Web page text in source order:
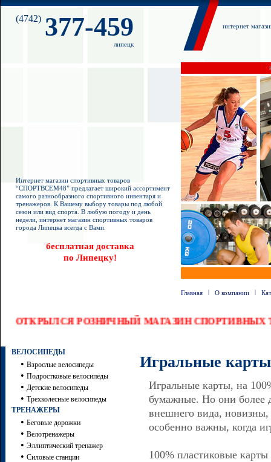
(4742) 377-459
липецк
интернет
Интернет магазин спортивных товаров
“СПОРТВСЕМ48” предлагает широкий ассортимент
самого разнообразного спортивного инвентаря и
тренажеров. К Вашему выбору товары под любой
сезон или вид спорта. В любую погоду и день
недели, интернет магазин спортивных товаров
города Липецка всегда с Вами.
бесплатная доставка
по Липецку!
Главная | О компании |
ОТКРЫЛСЯ РОЗНИЧНЫЙ МАГАЗИН
ВЕЛОСИПЕДЫ
• Взрослые велосипеды
• Подростковые велосипеды
• Детские велосипеды
• Трехколесные велосипеды
ТРЕНАЖЕРЫ
• Беговые дорожки
• Велотренажеры
• Эллиптический тренажер
• Силовые станции
Игральные
Игральные карты, на
бумажные. Но они более
внешнего вида, новизны,
особенно важны, когда
100% пластиковые